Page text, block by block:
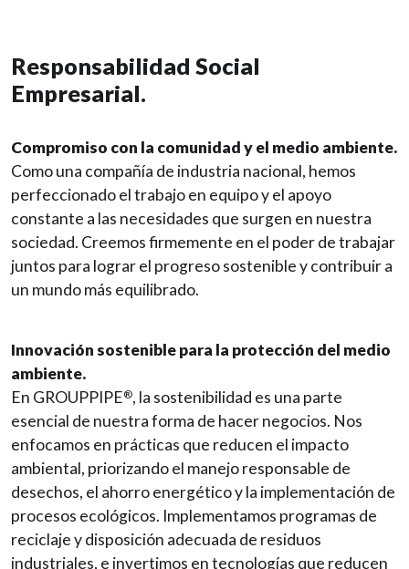
Responsabilidad Social
Empresarial.
Compromiso con la comunidad y el medio ambiente.
Como una compañía de industria nacional, hemos
perfeccionado el trabajo en equipo y el apoyo
constante a las necesidades que surgen en nuestra
sociedad. Creemos firmemente en el poder de trabajar
juntos para lograr el progreso sostenible y contribuir a
un mundo más equilibrado.
Innovación sostenible para la protección del medio
ambiente.
En GROUPPIPE®, la sostenibilidad es una parte
esencial de nuestra forma de hacer negocios. Nos
enfocamos en prácticas que reducen el impacto
ambiental, priorizando el manejo responsable de
desechos, el ahorro energético y la implementación de
procesos ecológicos. Implementamos programas de
reciclaje y disposición adecuada de residuos
industriales, e invertimos en tecnologías que reducen